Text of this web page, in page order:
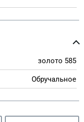
золото 585
Обручальное